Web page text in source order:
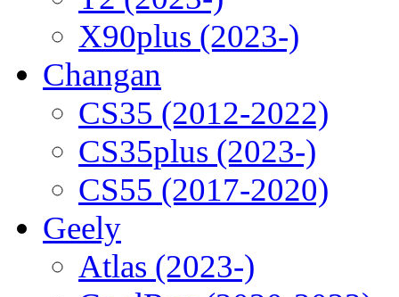
X90plus (2023-)
Changan
CS35 (2012-2022)
CS35plus (2023-)
CS55 (2017-2020)
Geely
Atlas (2023-)